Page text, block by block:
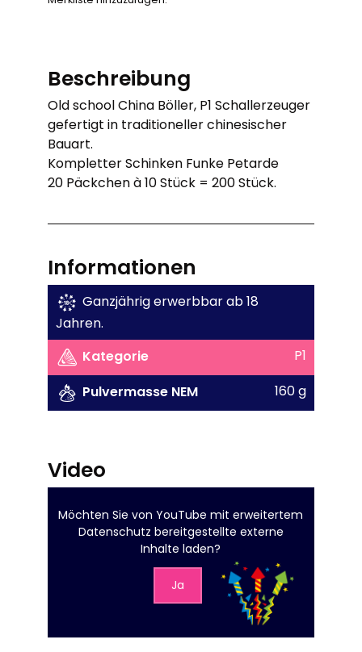
Beschreibung
Old school China Böller, P1 Schallerzeuger
gefertigt in traditioneller chinesischer
Bauart.
Kompletter Schinken Funke Petarde
20 Päckchen à 10 Stück = 200 Stück.
Informationen
Ganzjährig erwerbbar ab 18
Jahren.
Kategorie
P1
Pulvermasse NEM
160 g
Video
Möchten Sie vonYouTube mit erweitertem
Datenschutz bereitgestellte externe
Inhalte laden?
Ja